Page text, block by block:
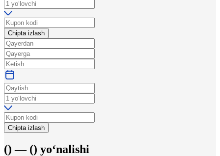
Chipta izlash
Chipta izlash
() — () yo‘nalishi